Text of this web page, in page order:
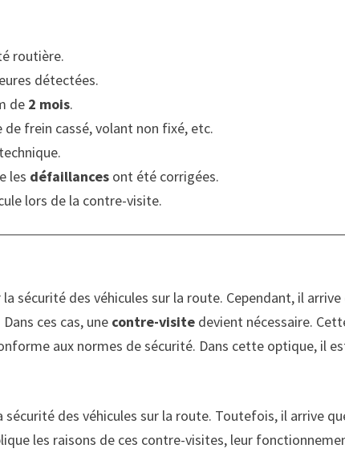
routière.
détectées.
de 2 mois.
frein cassé, volant non fixé, etc.
les défaillances ont été corrigées.
lors de la contre-visite.
sécurité des véhicules sur la route. Cependant, il
ces cas, une contre-visite devient nécessaire.
aux normes de sécurité. Dans cette optique, il
des véhicules sur la route. Toutefois, il arrive
les raisons de ces contre-visites, leur